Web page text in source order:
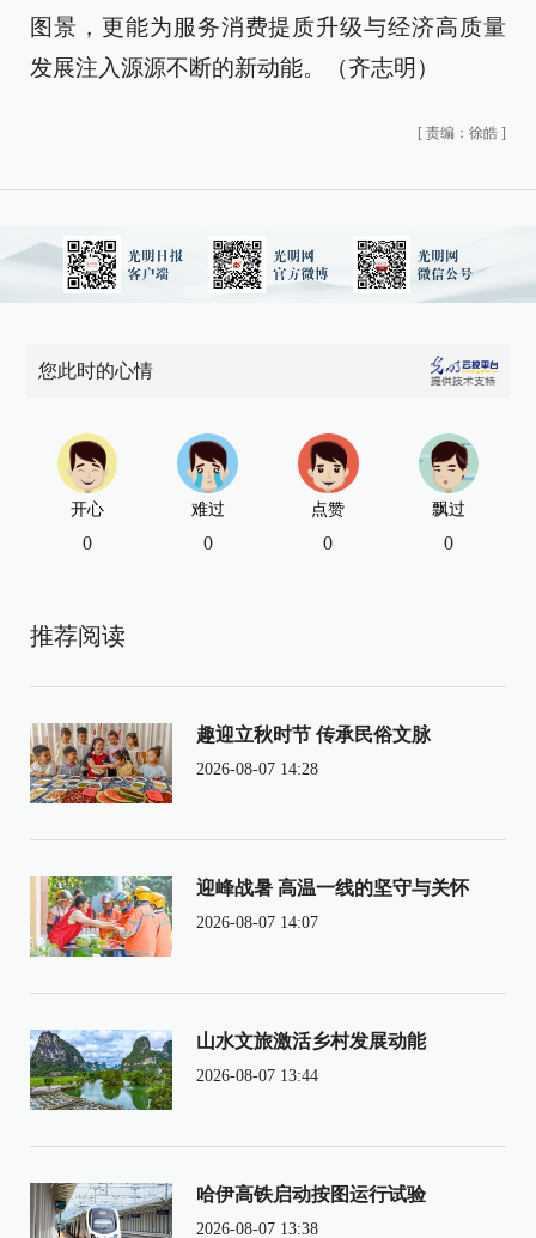
图景，更能为服务消费提质升级与经济高质量
发展注入源源不断的新动能。（齐志明）
[ 责编：徐皓 ]
您此时的心情
开心
0
难过
0
点赞
0
飘过
0
推荐阅读
趣迎立秋时节 传承民俗文脉
2026-08-07 14:28
迎峰战暑 高温一线的坚守与关怀
2026-08-07 14:07
山水文旅激活乡村发展动能
2026-08-07 13:44
哈伊高铁启动按图运行试验
2026-08-07 13:38